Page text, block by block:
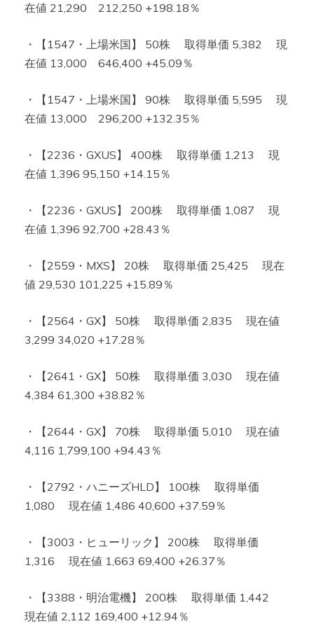
在値 21,290 212,250 +198.18％
・【1547・上場米国】 50株 取得単価 5,382 現
在値 13,000 646,400 +45.09％
・【1547・上場米国】 90株 取得単価 5,595 現
在値 13,000 296,200 +132.35％
・【2236・GXUS】 400株 取得単価 1,213 現
在値 1,396 95,150 +14.15％
・【2236・GXUS】 200株 取得単価 1,087 現
在値 1,396 92,700 +28.43％
・【2559・MXS】 20株 取得単価 25,425 現在
値 29,530 101,225 +15.89％
・【2564・GX】 50株 取得単価 2,835 現在値
3,299 34,020 +17.28％
・【2641・GX】 50株 取得単価 3,030 現在値
4,384 61,300 +38.82％
・【2644・GX】 70株 取得単価 5,010 現在値
4,116 1,799,100 +94.43％
・【2792・ハニーズHLD】 100株 取得単価
1,080 現在値 1,486 40,600 +37.59％
・【3003・ヒューリック】 200株 取得単価
1,316 現在値 1,663 69,400 +26.37％
・【3388・明治電機】 200株 取得単価 1,442
現在値 2,112 169,400 +12.94％